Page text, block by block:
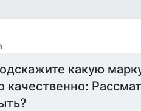
какую
качественно: